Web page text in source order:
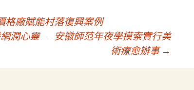
格廠賦能村落復興案例
潤心靈——安徽師范年夜學摸索實行美
術療愈辦事 →